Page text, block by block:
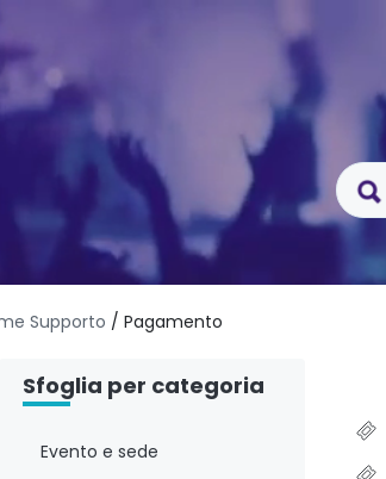
Supporto / Pagamento
Sfoglia per categoria
Evento e sede